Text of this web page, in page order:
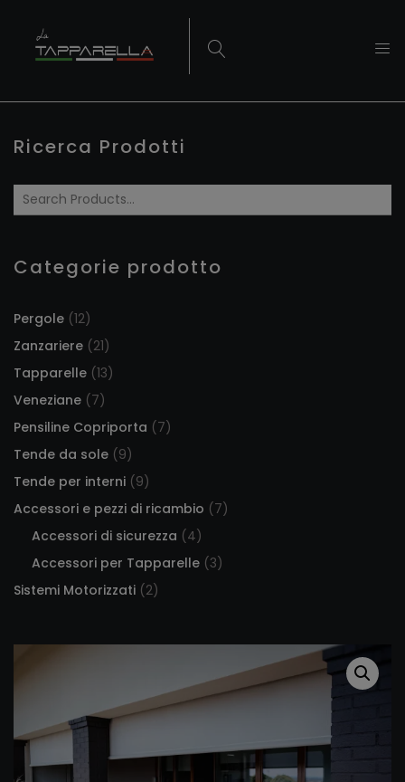
Ricerca Prodotti
Categorie prodotto
Pergole (12)
Zanzariere (21)
Tapparelle (13)
Veneziane (7)
Pensiline Copriporta (7)
Tende da sole (9)
Tende per interni (9)
Accessori e pezzi di ricambio (7)
Accessori di sicurezza (4)
Accessori per Tapparelle (3)
Sistemi Motorizzati (2)